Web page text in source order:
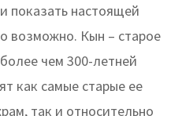
показать настоящей
возможно. Кын – старое
чем 300-летней
как самые старые ее
так и относительно